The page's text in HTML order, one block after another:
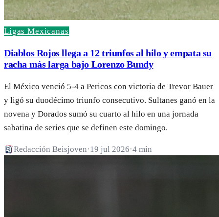
Ligas Mexicanas
Diablos Rojos llega a 12 triunfos al hilo y empata su
racha más larga bajo Lorenzo Bundy
El México venció 5-4 a Pericos con victoria de Trevor Bauer
y ligó su duodécimo triunfo consecutivo. Sultanes ganó en la
novena y Dorados sumó su cuarto al hilo en una jornada
sabatina de series que se definen este domingo.
Redacción Beisjoven·19 jul 2026·4 min